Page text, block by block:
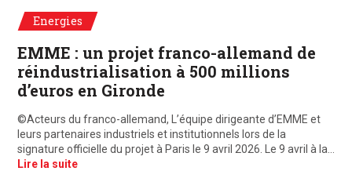
Energies
EMME : un projet franco-allemand de
réindustrialisation à 500 millions
d’euros en Gironde
©Acteurs du franco-allemand, L’équipe dirigeante d’EMME et
leurs partenaires industriels et institutionnels lors de la
signature officielle du projet à Paris le 9 avril 2026. Le 9 avril à la…
Lire la suite